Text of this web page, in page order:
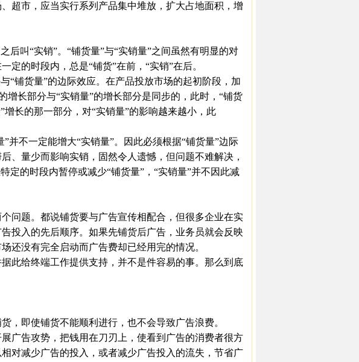
超市，应当实行系列产品集中堆放，扩大占地面积，增
叫“实销”。“铺货量”与“实销量”之间虽然有明显的对
定的时段内，总是“铺货”在前，“实销”在后。
铺货量”的边际效应。在产品投放市场的起初阶段，加
增长部分与“实销量”的增长部分是同步的，此时，“铺货
长的那一部分，对“实销量”的影响越来越小，此
不一定能增大“实销量”。因此必须根据“铺货量”边际
、量少而影响实销，固然令人遗憾，但问题不难解决，
定的时段内暂停或减少“铺货量”，“实销量”并不因此减
题。都说铺货要与广告宣传相配合，但很多企业在实
投入的先后顺序。如果先铺货后广告，业务员就会反映
还没有完全启动而广告费却已经用完的情况。
给终端工作提供支持，并不是件容易的事。那么到底
即使铺货不能顺利进行，也不会导致广告浪费。
告攻势，把钱用在刀刃上，使看到广告的消费者很方
对减少广告的投入，或者减少广告投入的流失，节省广